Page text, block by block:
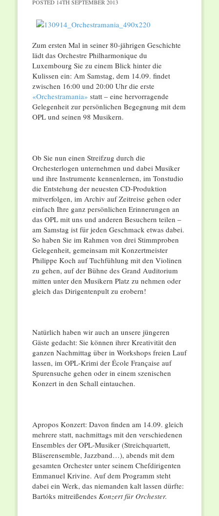
POSTED 14TH SEPTEMBER 2013
Zum ersten Mal in seiner 80-jährigen Geschichte
lädt das Orchestre Philharmonique du
Luxembourg Sie zu einem Blick hinter die
Kulissen ein: Am Samstag, dem 14.09. findet
zwischen 16:00 und 20:00 Uhr die erste
«Orchestramania» statt – eine hervorragende
Gelegenheit zur persönlichen Begegnung mit dem
OPL und seinen 98 Musikern.
Ob Sie nun einen Streifzug durch die
Orchesterlogen unternehmen und dabei Musiker
und ihre Instrumente kennenlernen, im Tonstudio
die Entstehung der neuesten CD-Produktion
mitverfolgen, im Archiv auf Zeitreise gehen oder
einfach Ihre ganz persönlichen Erinnerungen an
das OPL mit uns und anderen Besuchern teilen –
am Samstag ist für jeden Geschmack etwas dabei.
So haben Sie im Rahmen von drei Stimmproben
Gelegenheit, gemeinsam mit Konzertmeister
Philippe Koch auf Tuchfühlung mit den Violinen
zu gehen, auf der Bühne des Grand Auditorium
mitten unter den Musikern Platz zu nehmen oder
gleich das Dirigentenpult zu erobern!
Natürlich haben wir auch an unsere jüngeren
Gäste gedacht: Sie können ihrer Kreativität den
ganzen Nachmittag über in Workshops freien Lauf
lassen, im OPL-Krimi der École Française auf
Spurensuche gehen oder in einem szenischen
Konzert in den Schall eintauchen.
Apropos Konzert: Davon finden am 14.09. gleich
mehrere statt, nachmittags mit den verschiedenen
Ensembles der OPL-Musiker (Streichquartett,
Bläserensemble, Jazzband…), abends mit dem
gesamten Orchester unter seinem Chefdirigenten
Emmanuel Krivine. Auf dem Programm steht
dabei ein Werk, das niemanden kalt lassen dürfte:
Bartóks mitreißendes Konzert für Orchester.